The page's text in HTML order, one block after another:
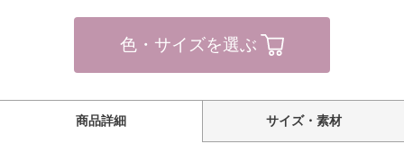
色・サイズを選ぶ
商品詳細 サイズ・素材